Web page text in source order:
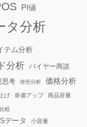
PI値
タ分析
テム分析
分析 バイヤー商談
思考 併売分析 価格分析
げ 単価アップ 商品容量
較
データ 小容量